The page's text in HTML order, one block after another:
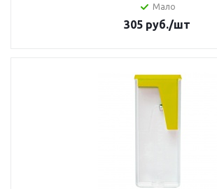
Мало
305 руб./шт